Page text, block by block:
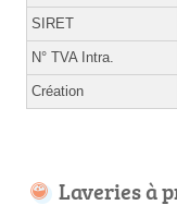
SIRET
N° TVA Intra.
Création
Laveries à